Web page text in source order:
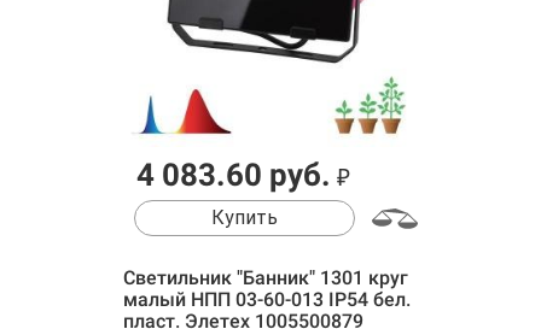
4 083.60 руб. ₽
Купить
Светильник "Банник" 1301 круг
малый НПП 03-60-013 IP54 бел.
пласт. Элетех 1005500879